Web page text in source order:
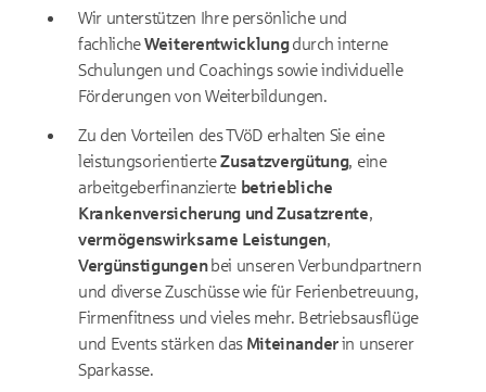
Wir unterstützen Ihre persönliche und
fachlicheWeiterentwicklungdurch interne
Schulungen und Coachings sowie individuelle
Förderungen von Weiterbildungen.
Zu den Vorteilen des TVöD erhalten Sie eine
leistungsorientierteZusatzvergütung, eine
arbeitgeberfinanzierte betriebliche
Krankenversicherung und Zusatzrente,
vermögenswirksame Leistungen,
Vergünstigungenbei unseren Verbundpartnern
und diverse Zuschüsse wie für Ferienbetreuung,
Firmenfitness und vieles mehr. Betriebsausflüge
und Events stärken das Miteinanderin unserer
Sparkasse.